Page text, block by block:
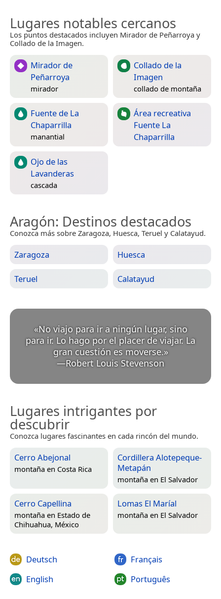
Lugares notables cercanos
Los puntos destacados incluyen Mirador de Peñarroya y
Collado de la Imagen.
Mirador de
Peñarroya
mirador
Collado de la
Imagen
collado de montaña
Fuente de La
Chaparrilla
manantial
Área recreativa
Fuente La
Chaparrilla
Ojo de las
Lavanderas
cascada
Aragón: Destinos destacados
Conozca más sobre Zaragoza, Huesca, Teruel y Calatayud.
Zaragoza Huesca
Teruel Calatayud
«No viajo para ir a ningún lugar, sino
para ir. Lo hago por el placer de viajar. La
gran cuestión es moverse. »
—Robert Louis Stevenson
Lugares intrigantes por
descubrir
Conozca lugares fascinantes en cada rincón del mundo.
Cerro Abejonal
montaña en Costa Rica
Cordillera Alotepeque-
Metapán
montaña en El Salvador
Cerro Capellina
montaña en Estado de
Chihuahua, México
Lomas El Maríal
montaña en El Salvador
Deutsch
English
Français
Português